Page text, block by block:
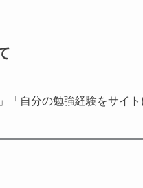
「自分の勉強経験をサイ